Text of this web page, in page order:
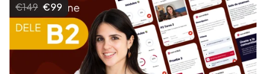
€149 €99